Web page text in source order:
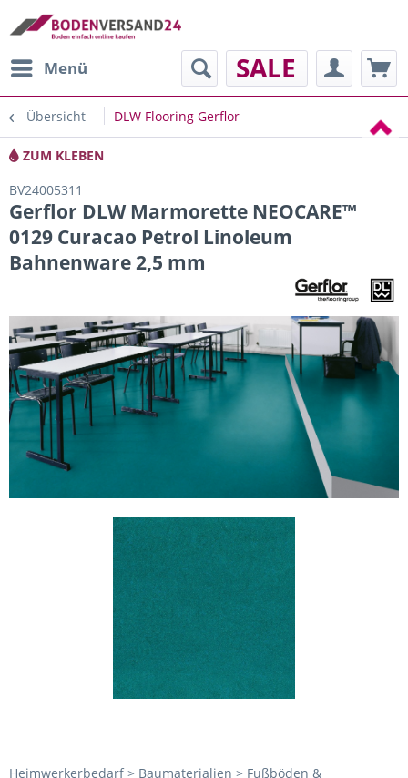
Menü SALE
Übersicht DLW Flooring Gerflor
ZUM KLEBEN
BV24005311
Gerflor DLW Marmorette NEOCARE™
0129 Curacao Petrol Linoleum
Bahnenware 2,5 mm
Heimwerkerbedarf > Baumaterialien > Fußböden &